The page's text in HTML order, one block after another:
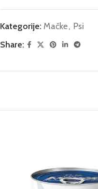
Kategorije: Mačke, Psi
Share: